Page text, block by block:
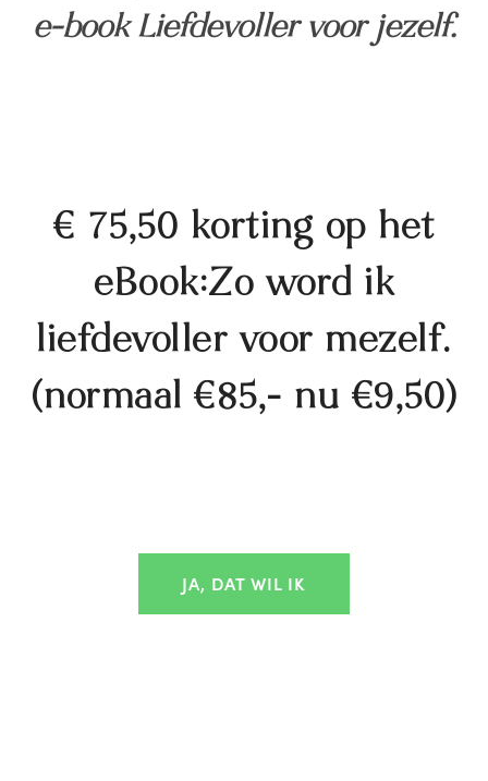
e-book Liefdevoller voor jezelf.
€ 75,50 korting op het
eBook:Zo word ik
liefdevoller voor mezelf.
(normaal €85,- nu €9,50)
JA, DAT WIL IK